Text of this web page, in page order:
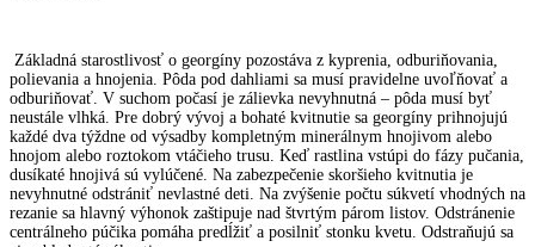
Základná starostlivosť o georgíny pozostáva z kyprenia, odburiňovania,
polievania a hnojenia. Pôda pod dahliami sa musí pravidelne uvoľňovať a
odburiňovať. V suchom počasí je zálievka nevyhnutná – pôda musí byť
neustále vlhká. Pre dobrý vývoj a bohaté kvitnutie sa georgíny prihnojujú
každé dva týždne od výsadby kompletným minerálnym hnojivom alebo
hnojom alebo roztokom vtáčieho trusu. Keď rastlina vstúpi do fázy pučania,
dusíkaté hnojivá sú vylúčené. Na zabezpečenie skoršieho kvitnutia je
nevyhnutné odstrániť nevlastné deti. Na zvýšenie počtu súkvetí vhodných na
rezanie sa hlavný výhonok zaštipuje nad štvrtým párom listov. Odstránenie
centrálneho púčika pomáha predĺžiť a posilniť stonku kvetu. Odstraňujú sa